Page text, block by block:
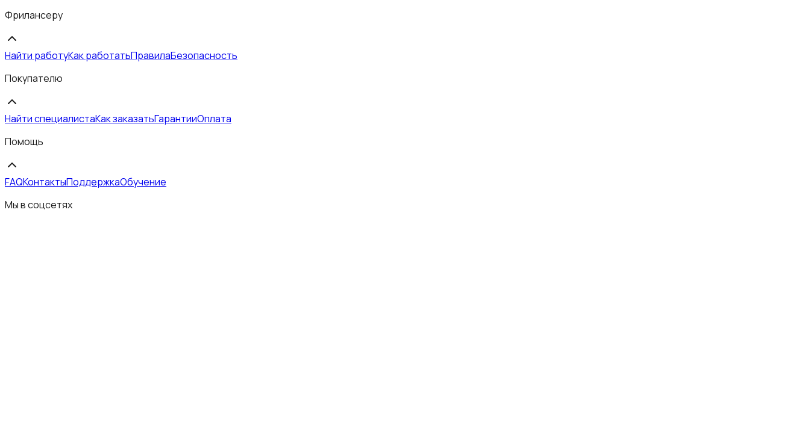
Фрилансеру
Найти работуКак работатьПравилаБезопасность
Покупателю
Найти специалистаКак заказатьГарантииОплата
Помощь
FAQКонтактыПоддержкаОбучение
Мы в соцсетях